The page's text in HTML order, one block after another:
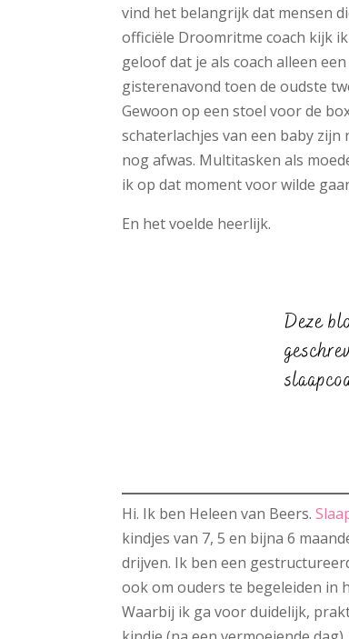
vind het belangrijk dat mensen
officiële Droomritme coach kijk
geloof dat je als coach alleen
gisterenavond toen de oudste
Gewoon op een stoel voor de
schaterlachjes van een baby zijn
nog afwas. Multitasken als
ik op dat moment voor wilde
En het voelde heerlijk.
Hi. Ik ben Heleen van Beers.
kindjes van 7, 5 en bijna 6
drijven. Ik ben een
ook om ouders te begeleiden in
Waarbij ik ga voor duidelijk,